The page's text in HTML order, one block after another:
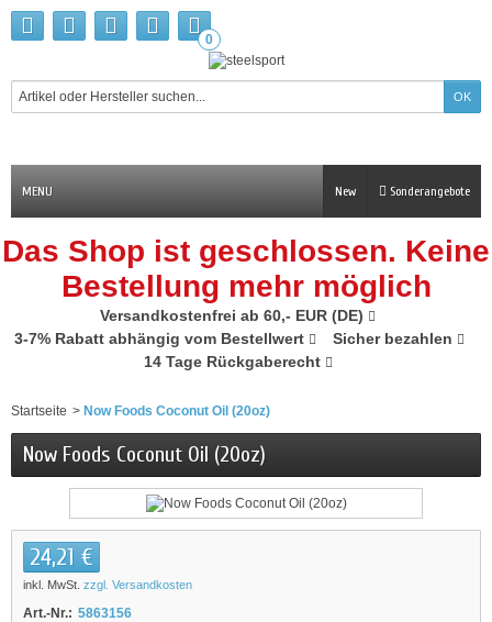
0
MENU Sonderangebote
New
Das Shop ist geschlossen. Keine
Bestellung mehr möglich
Versandkostenfrei ab 60,- EUR (DE)
3-7% Rabatt abhängig vom Bestellwert
Sicher bezahlen
14 Tage Rückgaberecht
Startseite > Now Foods Coconut Oil (20oz)
Now Foods Coconut Oil (20oz)
24,21 €
inkl. MwSt. zzgl. Versandkosten
Art.-Nr.: 5863156